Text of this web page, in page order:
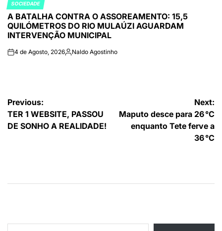
POSTED
IN
SOCIEDADE
A BATALHA CONTRA O ASSOREAMENTO: 15,5
QUILÓMETROS DO RIO MULAÚZI AGUARDAM
INTERVENÇÃO MUNICIPAL
on4 de Agosto, 2026Publicado
Naldo Agostinho
Navegação
de
Previous:
TER 1 WEBSITE, PASSOU
DE SONHO A REALIDADE!
Next:
Maputo desce para 26 °C
enquanto Tete ferve a
36 °C
Type your email…